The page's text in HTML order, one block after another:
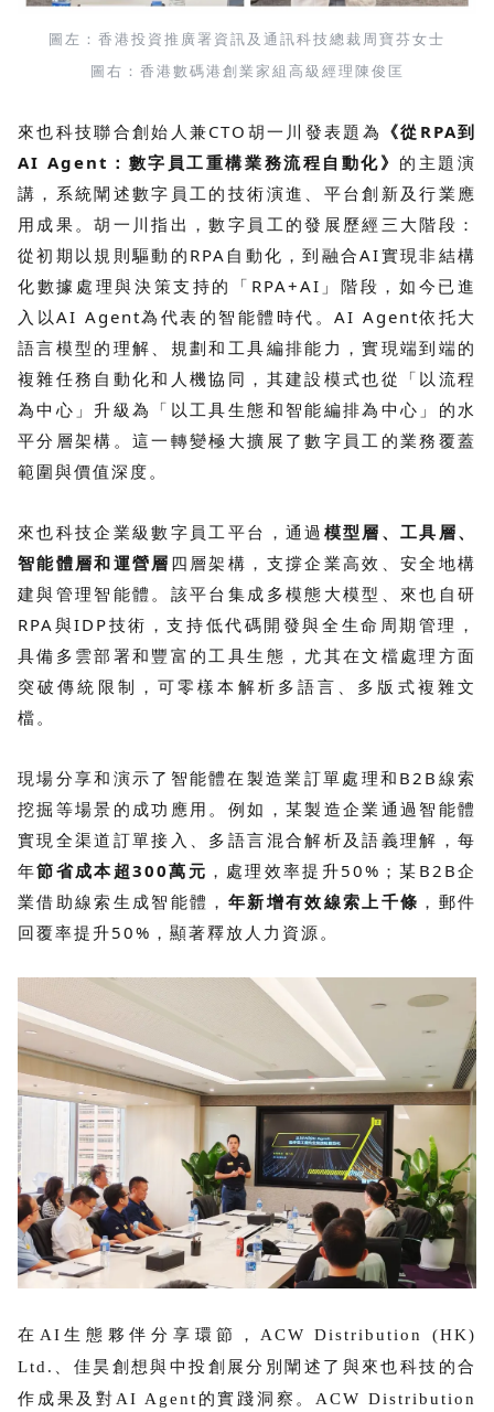
圖左：香港投資推廣署資訊及通訊科技總裁周寶芬女士
圖右：香港數碼港創業家組高級經理陳俊匡
來也科技聯合創始人兼CTO胡一川發表題為 《從RPA到
AI Agent：數字員工重構業務流程自動化》 的主題演
講，系統闡述數字員工的技術演進、平台創新及行業應
用成果。胡一川指出，數字員工的發展歷經三大階段：
從初期以規則驅動的RPA自動化，到融合AI實現非結構
化數據處理與決策支持的「RPA+AI」階段，如今已進
入以AI Agent為代表的智能體時代。AI Agent依托大
語言模型的理解、規劃和工具編排能力，實現端到端的
複雜任務自動化和人機協同，其建設模式也從「以流程
為中心」升級為「以工具生態和智能編排為中心」的水
平分層架構。這一轉變極大擴展了數字員工的業務覆蓋
範圍與價值深度。
來也科技企業級數字員工平台，通過 模型層、工具層、
智能體層和運營層 四層架構，支撐企業高效、安全地構
建與管理智能體。該平台集成多模態大模型、來也自研
RPA與IDP技術，支持低代碼開發與全生命周期管理，
具備多雲部署和豐富的工具生態，尤其在文檔處理方面
突破傳統限制，可零樣本解析多語言、多版式複雜文
檔。
現場分享和演示了智能體在製造業訂單處理和B2B線索
挖掘等場景的成功應用。例如，某製造企業通過智能體
實現全渠道訂單接入、多語言混合解析及語義理解，每
年節省成本超300萬元 ，處理效率提升50%；某B2B企
業借助線索生成智能體， 年新增有效線索上千條 ，郵件
回覆率提升50%，顯著釋放人力資源。
在AI生態夥伴分享環節，ACW Distribution (HK)
Ltd.、佳昊創想與中投創展分別闡述了與來也科技的合
作成果及對AI Agent的實踐洞察。ACW Distribution